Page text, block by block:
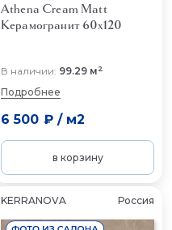
Athena Cream Matt
Керамогранит 60x120
В наличии: 99.29 м2
Подробнее
6 500 ₽/ м2
в корзину
KERRANOVA Россия